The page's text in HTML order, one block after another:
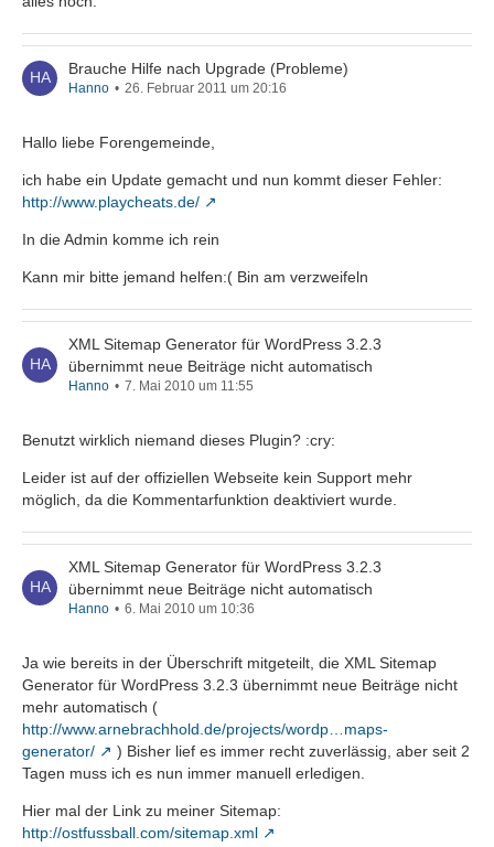
Brauche Hilfe nach Upgrade (Probleme)
Hanno 26. Februar 2011 um 20:16
Hallo liebe Forengemeinde,
ich habe ein Update gemacht und nun kommt dieser Fehler:
http://www.playcheats.de/
In die Admin komme ich rein
Kann mir bitte jemand helfen:( Bin am verzweifeln
XML Sitemap Generator für WordPress 3.2.3
übernimmt neue Beiträge nicht automatisch
Hanno 7. Mai 2010 um 11:55
Benutzt wirklich niemand dieses Plugin? :cry:
Leider ist auf der offiziellen Webseite kein Support mehr
möglich, da die Kommentarfunktion deaktiviert wurde.
XML Sitemap Generator für WordPress 3.2.3
übernimmt neue Beiträge nicht automatisch
Hanno 6. Mai 2010 um 10:36
Ja wie bereits in der Überschrift mitgeteilt, die XML Sitemap
Generator für WordPress 3.2.3 übernimmt neue Beiträge nicht
mehr automatisch (
http://www.arnebrachhold.de/projects/wordp…maps-
generator/
) Bisher lief es immer recht zuverlässig, aber seit 2
Tagen muss ich es nun immer manuell erledigen.
Hier mal der Link zu meiner Sitemap:
http://ostfussball.com/sitemap.xml